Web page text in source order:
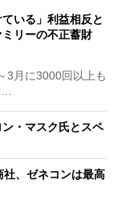
いる」利益相反と
リーの不正蓄財
3月に3000回以上も
ン・マスク氏とスペ
社、ゼネコンは最高